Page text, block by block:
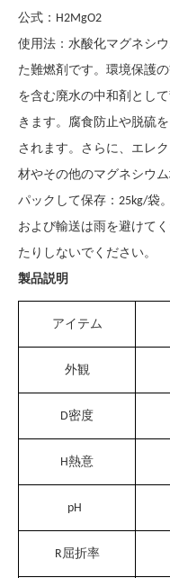
公式 ： H2MgO2
使用法 ： 水酸化マグネシ
た難燃剤です。環境保護
を含む廃水の中和剤とし
きます。腐食防止や脱硫
されます。さらに、エレ
材やその他のマグネシウ
パックして保存 ： 25kg/袋
および輸送は雨を避けて
たりしないでください。
製品説明
アイテム
外観
D密度
H熱意
pH
R屈折率